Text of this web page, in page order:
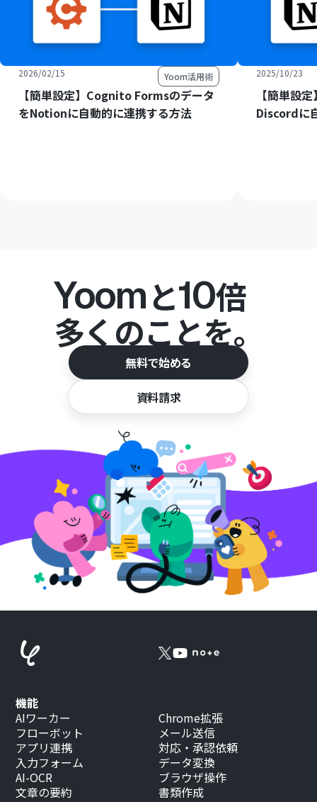
2026/02/15 Yoom活用術
【簡単設定】Cognito Formsのデータ
をNotionに自動的に連携する方法
2025/10/23
【簡単設
Discordに
Yoomと10倍
多くのことを。
無料で始める
資料請求
機能
AIワーカー
フローボット
アプリ連携
入力フォーム
AI-OCR
文章の要約
Chrome拡張
メール送信
対応・承認依頼
データ変換
ブラウザ操作
書類作成